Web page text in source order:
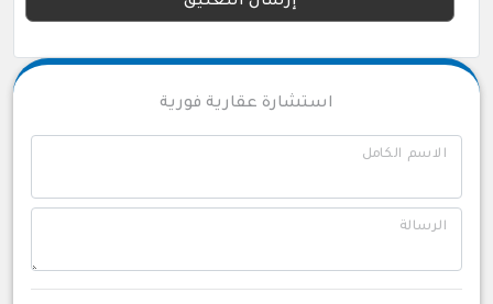
استشارة عقارية فورية
الاسم الكامل
الرسالة